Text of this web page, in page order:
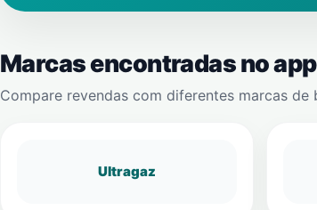
Marcas encontradas no app
Compare revendas com diferentes marcas
Ultragaz